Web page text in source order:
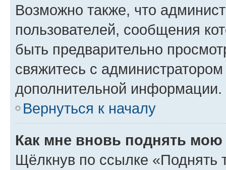
Возможно также, что
пользователей, сообщения
быть предварительно
свяжитесь с
дополнительной информации.
Вернуться к началу
Как мне вновь поднять мою
Щёлкнув по ссылке «Поднять